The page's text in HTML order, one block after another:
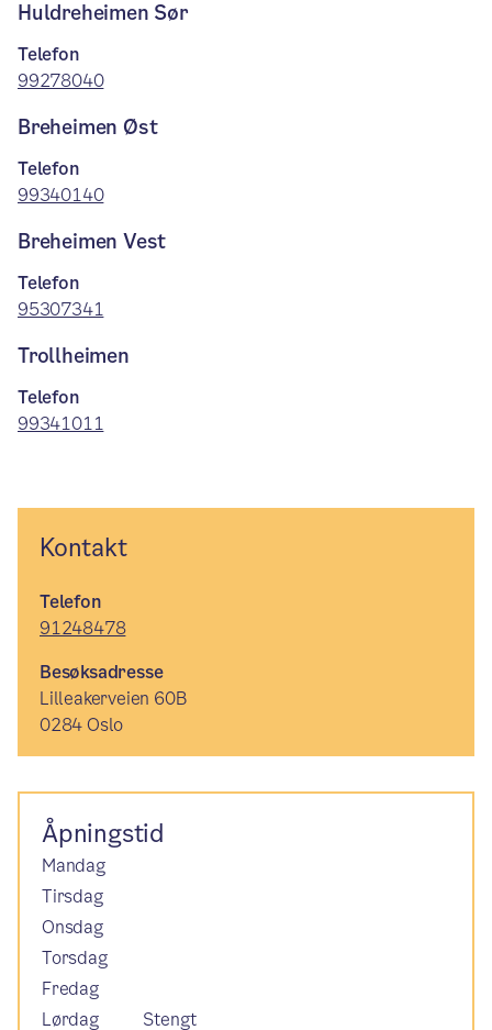
Huldreheimen Sør
Telefon
99278040
Breheimen Øst
Telefon
99340140
Breheimen Vest
Telefon
95307341
Trollheimen
Telefon
99341011
Kontakt
Telefon
91248478
Besøksadresse
Lilleakerveien 60B
0284 Oslo
Åpningstid
Mandag
Tirsdag
Onsdag
Torsdag
Fredag
Lørdag
Stengt